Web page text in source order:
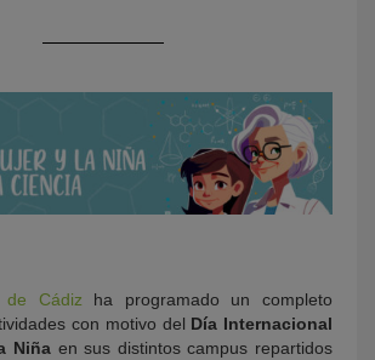
de Cádiz ha programado un completo
con motivo del Día Internacional
Niña en sus distintos campus repartidos